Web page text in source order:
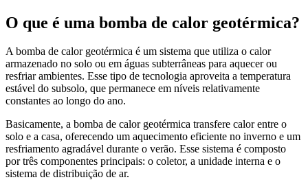
O que é uma bomba de calor geotérmica?
A bomba de calor geotérmica é um sistema que utiliza o calor
armazenado no solo ou em águas subterrâneas para aquecer ou
resfriar ambientes. Esse tipo de tecnologia aproveita a temperatura
estável do subsolo, que permanece em níveis relativamente
constantes ao longo do ano.
Basicamente, a bomba de calor geotérmica transfere calor entre o
solo e a casa, oferecendo um aquecimento eficiente no inverno e um
resfriamento agradável durante o verão. Esse sistema é composto
por três componentes principais: o coletor, a unidade interna e o
sistema de distribuição de ar.